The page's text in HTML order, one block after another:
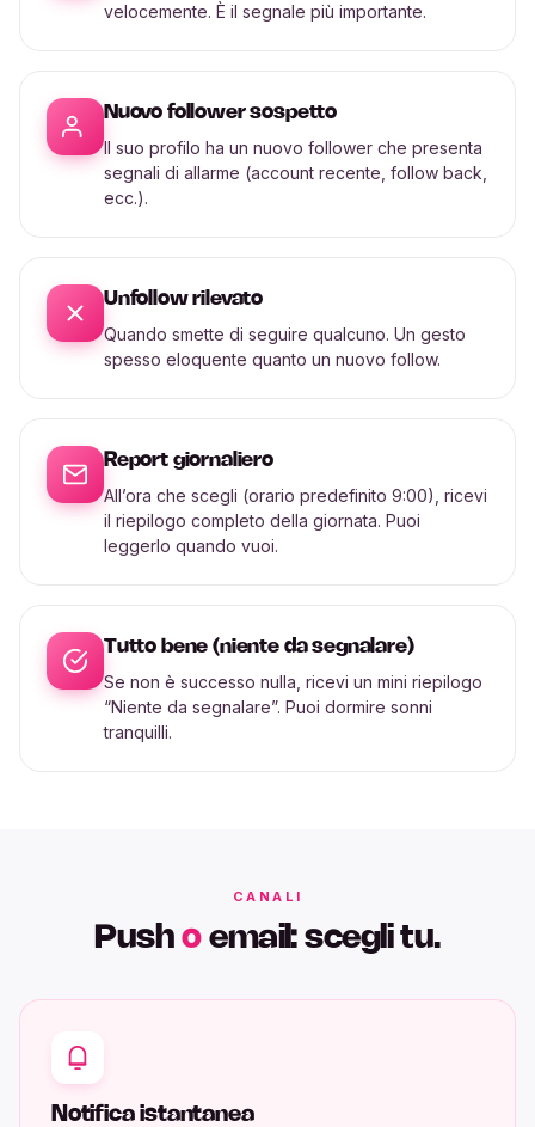
velocemente. È il segnale più importante.
Nuovo follower sospetto
Il suo profilo ha un nuovo follower che presenta
segnali di allarme (account recente, follow back,
ecc.).
Unfollow rilevato
Quando smette di seguire qualcuno. Un gesto
spesso eloquente quanto un nuovo follow.
Report giornaliero
All’ora che scegli (orario predefinito 9:00), ricevi
il riepilogo completo della giornata. Puoi
leggerlo quando vuoi.
Tutto bene (niente da segnalare)
Se non è successo nulla, ricevi un mini riepilogo
“Niente da segnalare”. Puoi dormire sonni
tranquilli.
CANALI
Pushoemail: scegli tu.
Notifica istantanea